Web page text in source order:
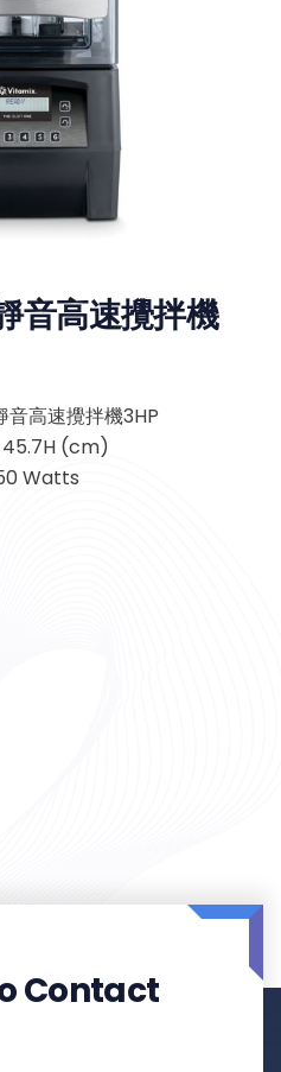
音高速攪拌機
高速攪拌機3HP
45.7H (cm)
Watts
Contact